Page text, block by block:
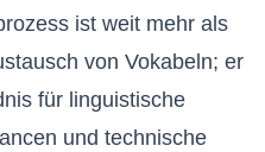
ist weit mehr als
von Vokabeln; er
für linguistische
und technische